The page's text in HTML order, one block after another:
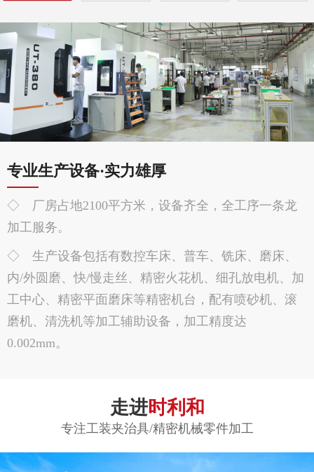
专业生产设备·实力雄厚
◇ 厂房占地2100平方米，设备齐全，全工序一条龙
加工服务。
◇ 生产设备包括有数控车床、普车、铣床、磨床、
内/外圆磨、快/慢走丝、精密火花机、细孔放电机、加
工中心、精密平面磨床等精密机台，配有喷砂机、滚
磨机、清洗机等加工辅助设备，加工精度达
0.002mm。
走进时利和
专注工装夹治具/精密机械零件加工